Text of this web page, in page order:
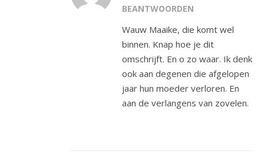
BEANTWOORDEN
Wauw Maaike, die komt wel
binnen. Knap hoe je dit
omschrijft. En o zo waar. Ik denk
ook aan degenen die afgelopen
jaar hun moeder verloren. En
aan de verlangens van zovelen.